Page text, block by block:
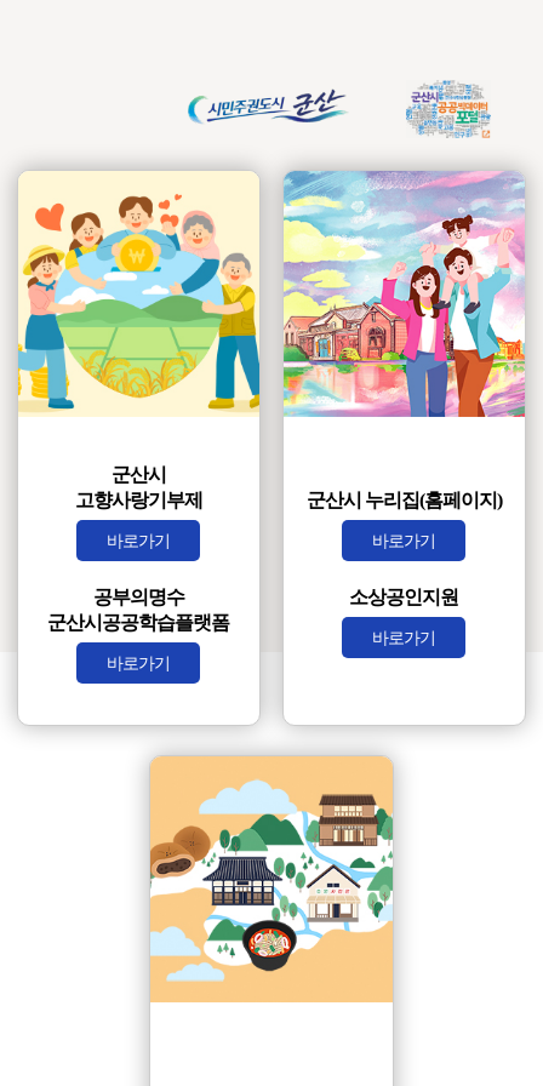
군산시
고향사랑기부제
바로가기
공부의명수
군산시공공학습플랫폼
바로가기
군산시 누리집(홈페이지)
바로가기
소상공인지원
바로가기